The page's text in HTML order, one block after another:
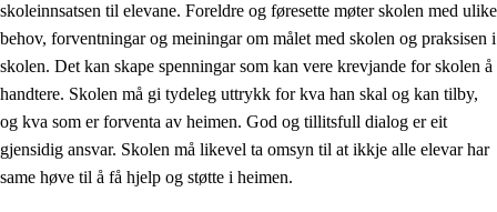
3.3 Samarbeid mellom heim og skole
3.4 Opplæring i lærebedrift og arbeidsliv
Profesjonsfellesskap og skoleutvikling
skoleinnsatsen til elevane. Foreldre og føresette møter skolen med ulike
behov, forventningar og meiningar om målet med skolen og praksisen i
skolen. Det kan skape spenningar som kan vere krevjande for skolen å
handtere. Skolen må gi tydeleg uttrykk for kva han skal og kan tilby,
og kva som er forventa av heimen. God og tillitsfull dialog er eit
gjensidig ansvar. Skolen må likevel ta omsyn til at ikkje alle elevar har
same høve til å få hjelp og støtte i heimen.